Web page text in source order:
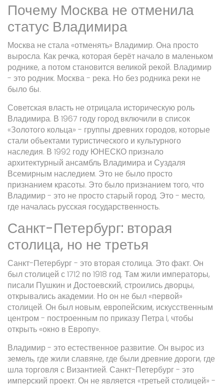
Почему Москва не отменила
статус Владимира
Москва не стала «отменять» Владимир. Она просто
выросла. Как речка, которая берёт начало в маленьком
роднике, а потом становится великой рекой. Владимир
- это родник. Москва - река. Но без родника реки не
было бы.
Советская власть не отрицала историческую роль
Владимира. В 1967 году город включили в список
«Золотого кольца» - группы древних городов, которые
стали объектами туристического и культурного
наследия. В 1992 году ЮНЕСКО признало
архитектурный ансамбль Владимира и Суздаля
Всемирным наследием. Это не было просто
признанием красоты. Это было признанием того, что
Владимир - это не просто старый город. Это - место,
где началась русская государственность.
Санкт-Петербург: вторая
столица, но не третья
Санкт-Петербург - это вторая столица. Это факт. Он
был столицей с 1712 по 1918 год. Там жили императоры,
писали Пушкин и Достоевский, строились дворцы,
открывались академии. Но он не был «первой»
столицей. Он был новым, европейским, искусственным
центром - построенным по приказу Петра I, чтобы
открыть «окно в Европу».
Владимир - это естественное развитие. Он вырос из
земель, где жили славяне, где были древние дороги, где
шла торговля с Византией. Санкт-Петербург - это
имперский проект. Он не является «третьей столицей» -